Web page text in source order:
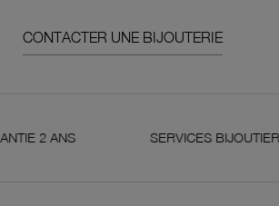
CONTACTER UNE BIJOUTERIE
SERVICES BIJOUTIERS ET